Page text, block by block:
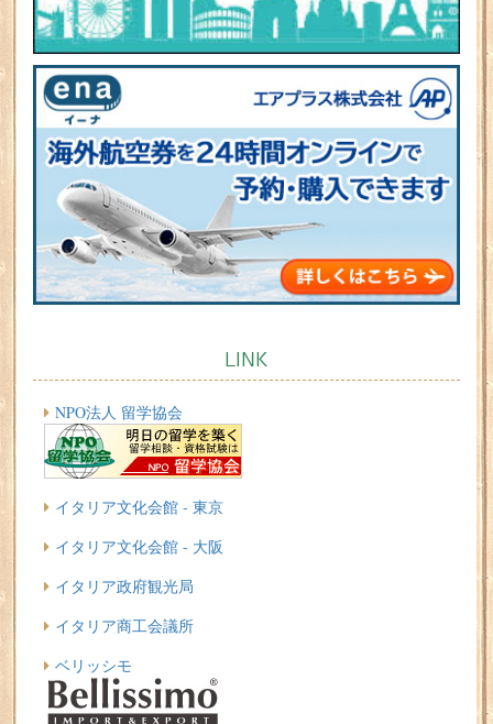
LINK
NPO法人 留学協会
イタリア文化会館 - 東京
イタリア文化会館 - 大阪
イタリア政府観光局
イタリア商工会議所
ベリッシモ